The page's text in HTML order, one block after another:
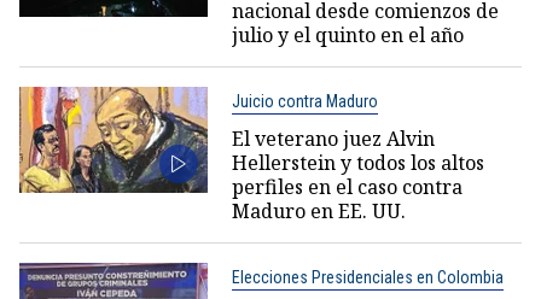
nacional desde comienzos de
julio y el quinto en el año
Juicio contra Maduro
El veterano juez Alvin
Hellerstein y todos los altos
perfiles en el caso contra
Maduro en EE. UU.
Elecciones Presidenciales en Colombia